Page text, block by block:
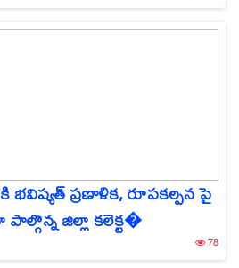
ప్రణాళిక, రూపకల్పన పై
జిల్లా కలెక్ట�
78